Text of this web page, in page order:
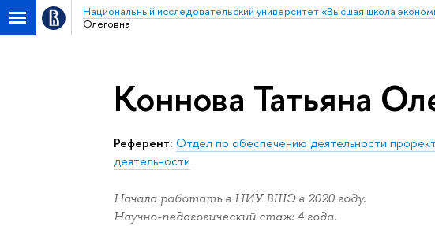
Национальный исследовательский университет «Высшая школа
Олеговна
Коннова Татьяна
Референт: Отдел по обеспечению деятельности
деятельности
Начала работать в НИУ ВШЭ в 2020 году.
Научно-педагогический стаж: 4 года.